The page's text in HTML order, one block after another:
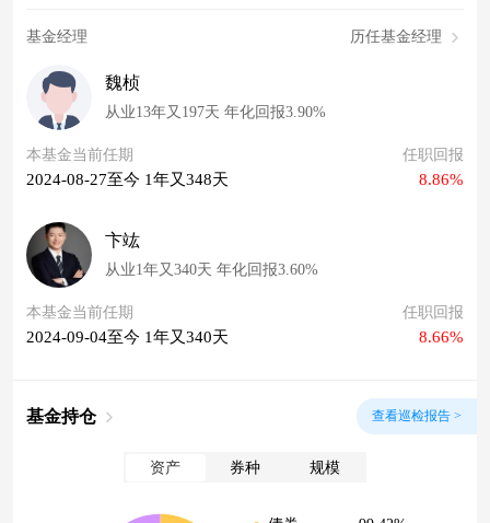
基金经理 历任基金经理
魏桢
从业13年又197天 年化回报3.90%
本基金当前任期
2024-08-27至今 1年又348天
任职回报
8.86%
卞竑
从业1年又340天 年化回报3.60%
本基金当前任期
2024-09-04至今 1年又340天
任职回报
8.66%
基金持仓 查看巡检报告 >
资产 券种 规模